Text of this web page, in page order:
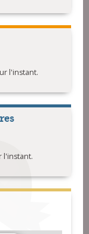
l'instant.
l'instant.